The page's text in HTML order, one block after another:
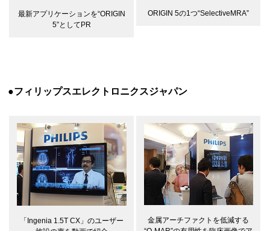
最新アプリケーションを“ORIGIN
5”としてPR
ORIGIN 5の1つ“SelectiveMRA”
●フィリップスエレクトロニクスジャパン
「Ingenia 1.5T CX」のユーザー
金属アーチファクトを低減する